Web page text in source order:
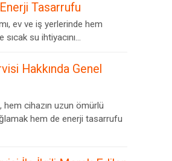
Tasarrufu
ev ve iş yerlerinde hem
sıcak su ihtiyacını...
Hakkında Genel
hem cihazın uzun ömürlü
hem de enerji tasarrufu